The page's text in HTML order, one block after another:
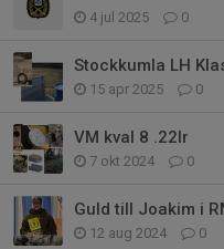
4 jul 2025 0
Stockkumla LH
15 apr 2025 0
VM kval 8 .22lr
7 okt 2024 0
Guld till Joakim i
12 aug 2024 0